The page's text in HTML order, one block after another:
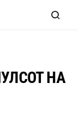
НА